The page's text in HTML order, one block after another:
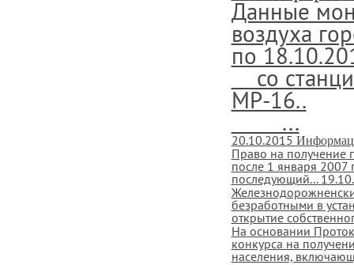
Данные
воздуха
по
со
МР-16..
...
20.10.2015
Право на получение
после 1 января 2007
последующий...
безработными в
открытие
На основании
конкурса на
населения,